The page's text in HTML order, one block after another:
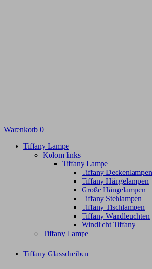
Warenkorb 0
Tiffany Lampe
Kolom links
Tiffany Lampe
Tiffany Deckenlampen
Tiffany Hängelampen
Große Hängelampen
Tiffany Stehlampen
Tiffany Tischlampen
Tiffany Wandleuchten
Windlicht Tiffany
Tiffany Lampe
Tiffany Glasscheiben